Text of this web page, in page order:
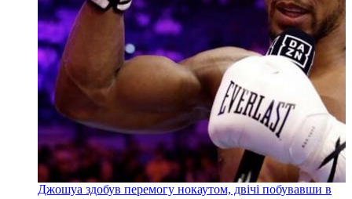
Джошуа здобув перемогу нокаутом, двічі побувавши в